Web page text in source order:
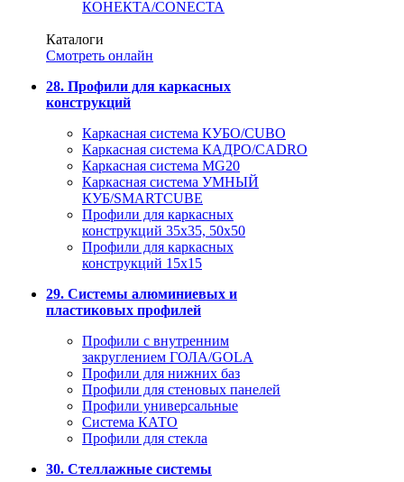
КОНЕКТА/CONECTA
Каталоги
Смотреть онлайн
28. Профили для каркасных
конструкций
Каркасная система КУБО/CUBO
Каркасная система КАДРО/CADRO
Каркасная система MG20
Каркасная система УМНЫЙ
КУБ/SMARTCUBE
Профили для каркасных
конструкций 35x35, 50x50
Профили для каркасных
конструкций 15х15
29. Системы алюминиевых и
пластиковых профилей
Профили с внутренним
закруглением ГОЛА/GOLA
Профили для нижних баз
Профили для стеновых панелей
Профили универсальные
Система КАТО
Профили для стекла
30. Стеллажные системы